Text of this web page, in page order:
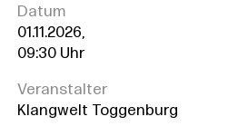
Datum
01.11.2026,
09:30 Uhr
Veranstalter
Klangwelt Toggenburg